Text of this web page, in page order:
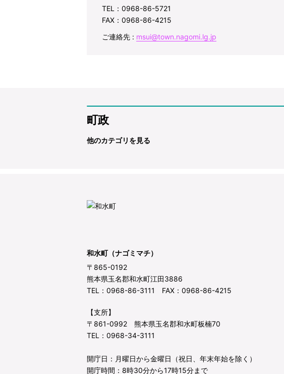
TEL：0968-86-5721
FAX：0968-86-4215
ご連絡先 : msui@town.nagomi.lg.jp
町政
他のカテゴリを見る
和水町（ナゴミマチ）
〒865-0192
熊本県玉名郡和水町江田3886
TEL：0968-86-3111 FAX：0968-86-4215
【支所】
〒861-0992 熊本県玉名郡和水町板楠70
TEL：0968-34-3111
開庁日：月曜日から金曜日（祝日、年末年始を除く）
開庁時間：8時30分から17時15分まで